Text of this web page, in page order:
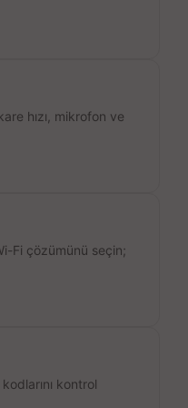
hızı, mikrofon ve
Fi çözümünü seçin;
kontrol